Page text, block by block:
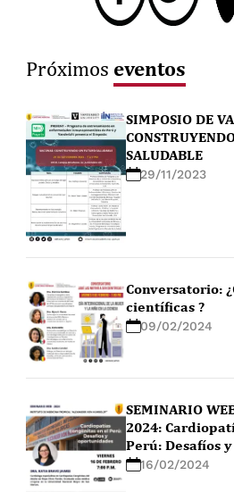
Próximos eventos
SIMPOSIO DE
SALUDABLE
29/11/2023
Conversatorio:
científicas ?
09/02/2024
SEMINARIO
2024:
Perú: Desafíos
16/02/2024